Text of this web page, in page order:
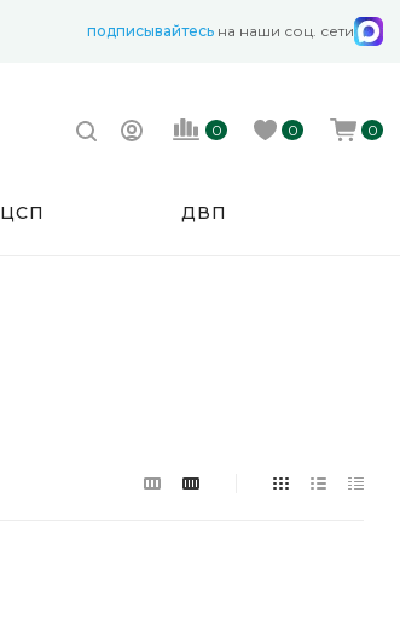
подписывайтесь на наши соц. сети
0 0 0
ЦСП ДВП